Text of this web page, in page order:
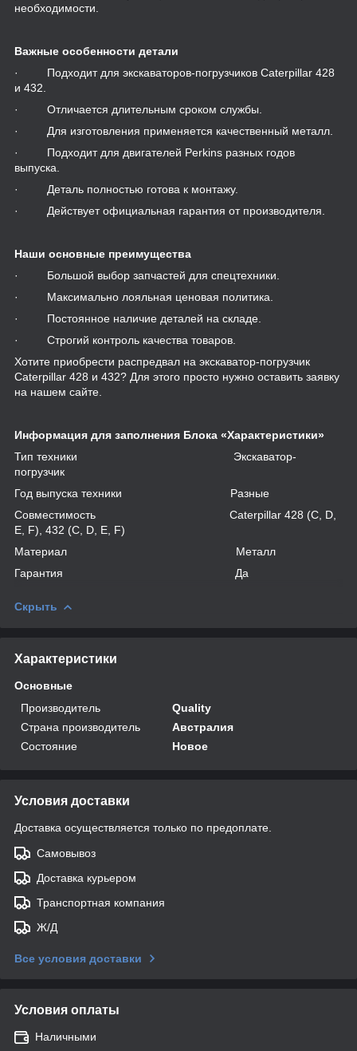
необходимости.
Важные особенности детали
· Подходит для экскаваторов-погрузчиков Caterpillar 428
и 432.
· Отличается длительным сроком службы.
· Для изготовления применяется качественный металл.
· Подходит для двигателей Perkins разных годов
выпуска.
· Деталь полностью готова к монтажу.
· Действует официальная гарантия от производителя.
Наши основные преимущества
· Большой выбор запчастей для спецтехники.
· Максимально лояльная ценовая политика.
· Постоянное наличие деталей на складе.
· Строгий контроль качества товаров.
Хотите приобрести распредвал на экскаватор-погрузчик
Caterpillar 428 и 432? Для этого просто нужно оставить заявку
на нашем сайте.
Информация для заполнения Блока «Характеристики»
Тип техники Экскаватор-
погрузчик
Год выпуска техники Разные
Совместимость Caterpillar 428 (C, D,
E, F), 432 (C, D, E, F)
Материал Металл
Гарантия Да
Скрыть
Характеристики
Основные
Производитель
Quality
Страна производитель
Австралия
Состояние
Новое
Условия доставки
Доставка осуществляется только по предоплате.
Самовывоз
Доставка курьером
Транспортная компания
Ж/Д
Все условия доставки
Условия оплаты
Наличными